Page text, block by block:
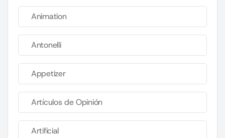
Animation
Antonelli
Appetizer
Artículos de Opinión
Artificial